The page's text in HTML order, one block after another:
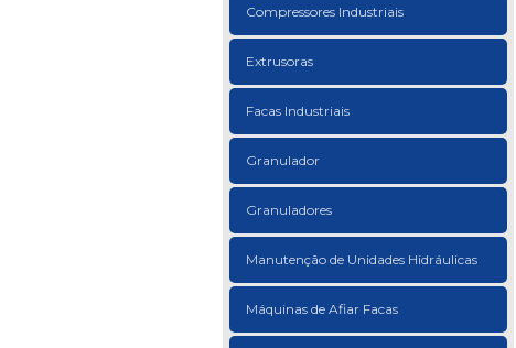
Compressores Industriais
Extrusoras
Facas Industriais
Granulador
Granuladores
Manutenção de Unidades Hidráulicas
Máquinas de Afiar Facas